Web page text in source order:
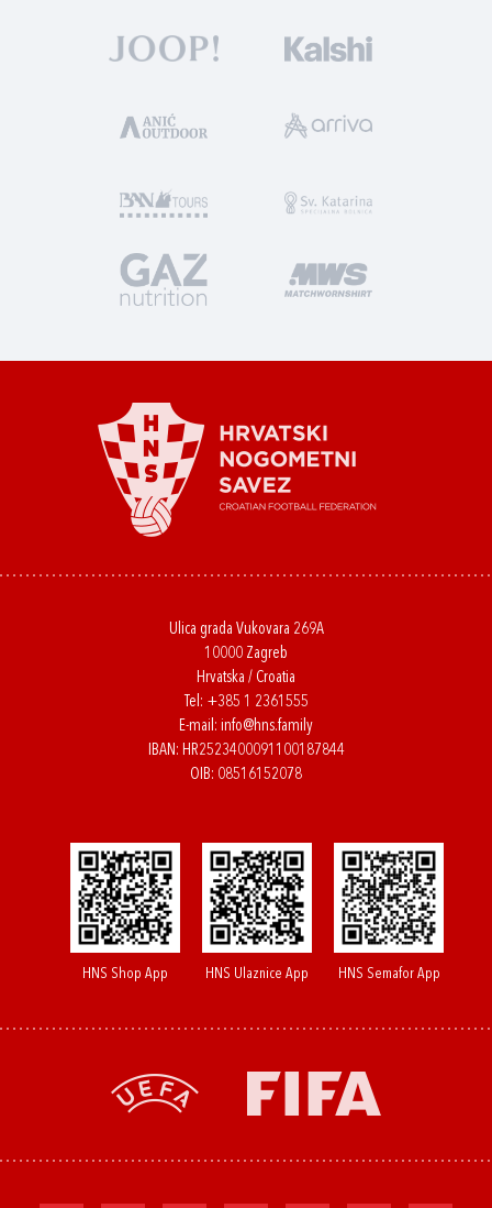
Ulica grada Vukovara 269A
10000 Zagreb
Hrvatska / Croatia
Tel: +385 1 2361555
E-mail: info@hns.family
IBAN: HR2523400091100187844
OIB: 08516152078
HNS Shop App HNS Ulaznice App HNS Semafor App